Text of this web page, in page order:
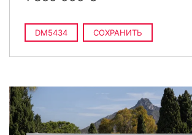
DM5434 СОХРАНИТЬ